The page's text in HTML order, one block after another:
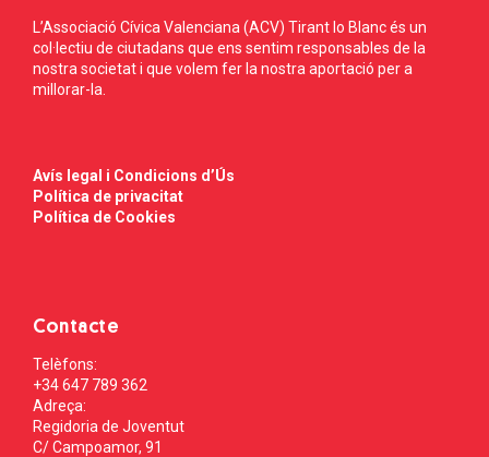
L’Associació Cívica Valenciana (ACV) Tirant lo Blanc és un
col·lectiu de ciutadans que ens sentim responsables de la
nostra societat i que volem fer la nostra aportació per a
millorar-la.
Avís legal i Condicions d’Ús
Política de privacitat
Política de Cookies
Contacte
Telèfons:
+34 647 789 362
Adreça:
Regidoria de Joventut
C/ Campoamor, 91